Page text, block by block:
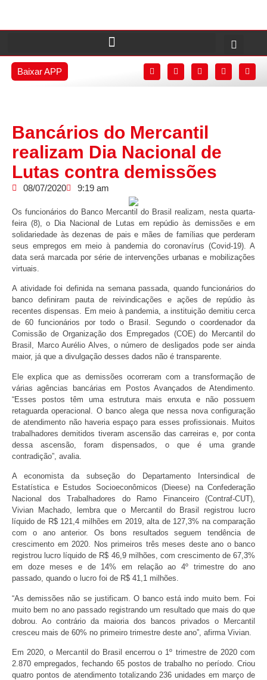
Baixar APP
Bancários do Mercantil
realizam Dia Nacional de
Lutas contra demissões
08/07/2020 9:19 am
Os funcionários do Banco Mercantil do Brasil realizam, nesta quarta-
feira (8), o Dia Nacional de Lutas em repúdio às demissões e em
solidariedade às dezenas de pais e mães de famílias que perderam
seus empregos em meio à pandemia do coronavírus (Covid-19). A
data será marcada por série de intervenções urbanas e mobilizações
virtuais.
A atividade foi definida na semana passada, quando funcionários do
banco definiram pauta de reivindicações e ações de repúdio às
recentes dispensas. Em meio à pandemia, a instituição demitiu cerca
de 60 funcionários por todo o Brasil. Segundo o coordenador da
Comissão de Organização dos Empregados (COE) do Mercantil do
Brasil, Marco Aurélio Alves, o número de desligados pode ser ainda
maior, já que a divulgação desses dados não é transparente.
Ele explica que as demissões ocorreram com a transformação de
várias agências bancárias em Postos Avançados de Atendimento.
“Esses postos têm uma estrutura mais enxuta e não possuem
retaguarda operacional. O banco alega que nessa nova configuração
de atendimento não haveria espaço para esses profissionais. Muitos
trabalhadores demitidos tiveram ascensão das carreiras e, por conta
dessa ascensão, foram dispensados, o que é uma grande
contradição”, avalia.
A economista da subseção do Departamento Intersindical de
Estatística e Estudos Socioeconômicos (Dieese) na Confederação
Nacional dos Trabalhadores do Ramo Financeiro (Contraf-CUT),
Vivian Machado, lembra que o Mercantil do Brasil registrou lucro
líquido de R$ 121,4 milhões em 2019, alta de 127,3% na comparação
com o ano anterior. Os bons resultados seguem tendência de
crescimento em 2020. Nos primeiros três meses deste ano o banco
registrou lucro líquido de R$ 46,9 milhões, com crescimento de 67,3%
em doze meses e de 14% em relação ao 4º trimestre do ano
passado, quando o lucro foi de R$ 41,1 milhões.
“As demissões não se justificam. O banco está indo muito bem. Foi
muito bem no ano passado registrando um resultado que mais do que
dobrou. Ao contrário da maioria dos bancos privados o Mercantil
cresceu mais de 60% no primeiro trimestre deste ano”, afirma Vivian.
Em 2020, o Mercantil do Brasil encerrou o 1º trimestre de 2020 com
2.870 empregados, fechando 65 postos de trabalho no período. Criou
quatro pontos de atendimento totalizando 236 unidades em março de